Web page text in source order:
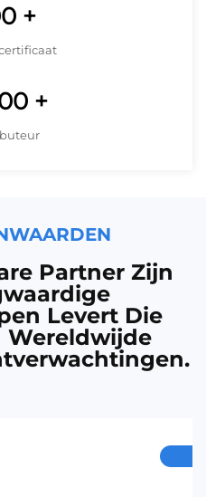
+
+
Partner Zijn
Levert Die
Wereldwijde